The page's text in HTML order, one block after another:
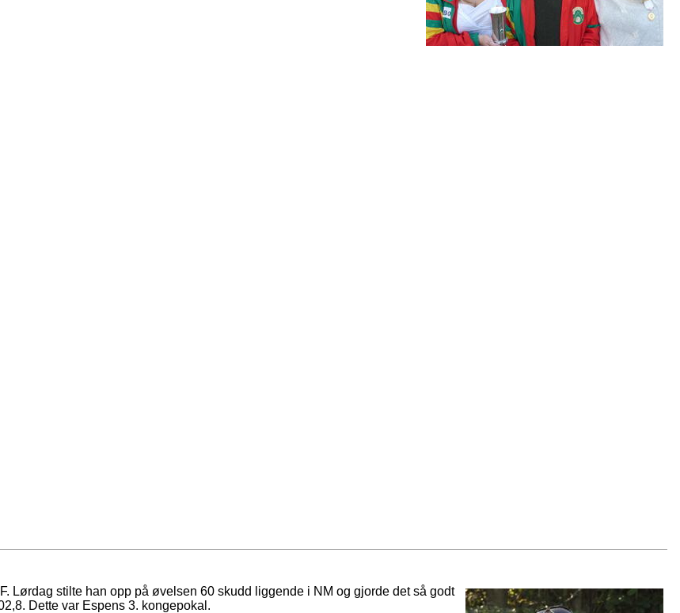
Lørdag stilte han opp på øvelsen 60 skudd liggende i NM og gjorde det så godt
Dette var Espens 3. kongepokal.